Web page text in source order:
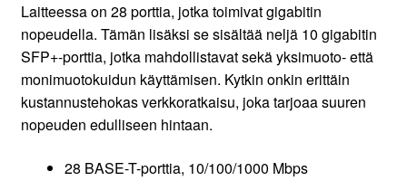
Laitteessa on 28 porttia, jotka toimivat gigabitin
nopeudella. Tämän lisäksi se sisältää neljä 10 gigabitin
SFP+-porttia, jotka mahdollistavat sekä yksimuoto- että
monimuotokuidun käyttämisen. Kytkin onkin erittäin
kustannustehokas verkkoratkaisu, joka tarjoaa suuren
nopeuden edulliseen hintaan.
28 BASE-T-porttia, 10/100/1000 Mbps